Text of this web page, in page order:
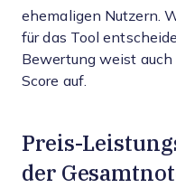
ehemaligen Nutzern.
für das Tool
Bewertung weist
Score auf.
Preis-
der